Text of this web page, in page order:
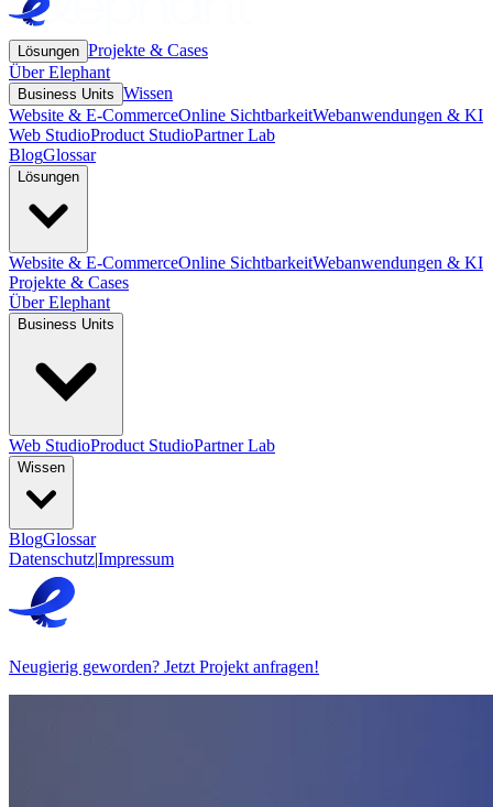
Lösungen Projekte & Cases
Über Elephant
Business Units Wissen
Website & E-CommerceOnline SichtbarkeitWebanwendungen & KI
Web StudioProduct StudioPartner Lab
BlogGlossar
Lösungen
Website & E-CommerceOnline SichtbarkeitWebanwendungen & KI
Projekte & Cases
Über Elephant
Business Units
Web StudioProduct StudioPartner Lab
Wissen
BlogGlossar
Datenschutz|Impressum
Neugierig geworden? Jetzt Projekt anfragen!